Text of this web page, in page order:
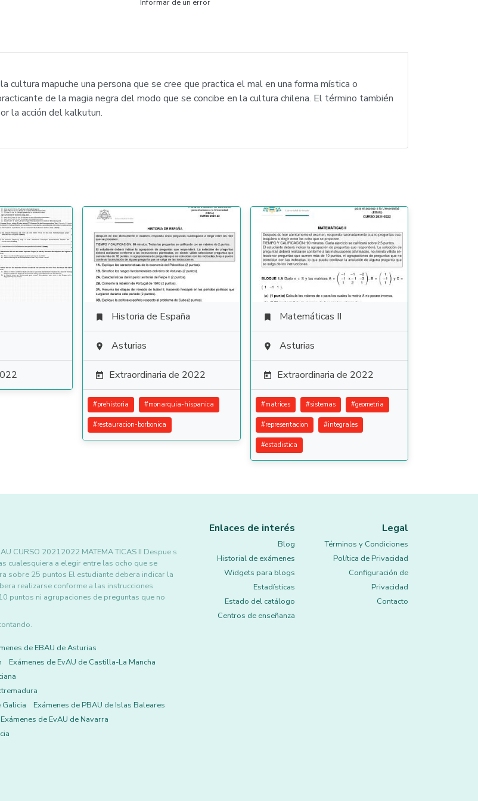
Informar de un error
cultura mapuche una persona que se cree que practica el mal en una forma mística o
de la magia negra del modo que se concibe en la cultura chilena. El término también
la acción del kalkutun.
 Historia de España
 Asturias
 Extraordinaria de 2022
#prehistoria #monarquia-hispanica
#restauracion-borbonica
 Matemáticas II
 Asturias
 Extraordinaria de 2022
#matrices #sistemas #geometria
#representacion #integrales
#estadistica
CURSO 20212022 MATEMA TICAS II Despue s
cualesquiera a elegir entre las ocho que se
sobre 25 puntos El estudiante debera indicar la
realizarse conforme a las instrucciones
puntos ni agrupaciones de preguntas que no
de EBAU de Asturias
Exámenes de EvAU de Castilla-La Mancha
Galicia
Exámenes de PBAU de Islas Baleares
Exámenes de EvAU de Navarra
Enlaces de interés
Blog
Historial de exámenes
Widgets para blogs
Estadísticas
Estado del catálogo
Centros de enseñanza
Legal
Términos y Condiciones
Política de Privacidad
Configuración de
Privacidad
Contacto